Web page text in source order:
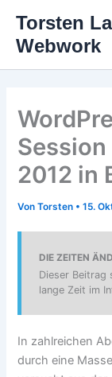
Inhalt
springen
Torsten
Webwork
Session
2012 in
VonTorsten •15.
DIE ZEITEN
Dieser Beitrag
lange Zeit im
In zahlreichen
durch eine